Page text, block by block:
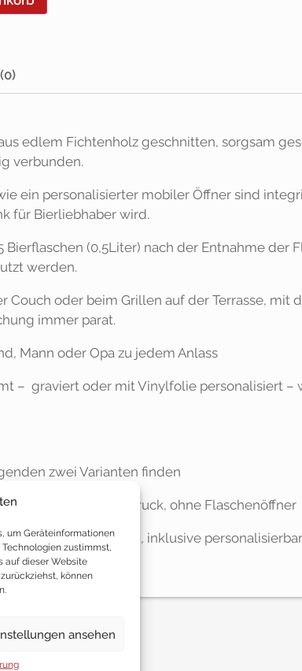
um Geräteinformationen
zustimmst,
auf dieser Website
können
ansehen
edlem Fichtenholz geschnitten, sorgsam
verbunden.
ein personalisierter mobiler Öffner sind
für Bierliebhaber wird.
Bierflaschen (0,5Liter) nach der Entnahme der
werden.
Couch oder beim Grillen auf der Terrasse, mit
immer parat.
Mann oder Opa zu jedem Anlass
– graviert oder mit Vinylfolie personalisiert –
zwei Varianten finden
personalisiertem Druck, ohne Flaschenöffner
Personalisierung, inklusive